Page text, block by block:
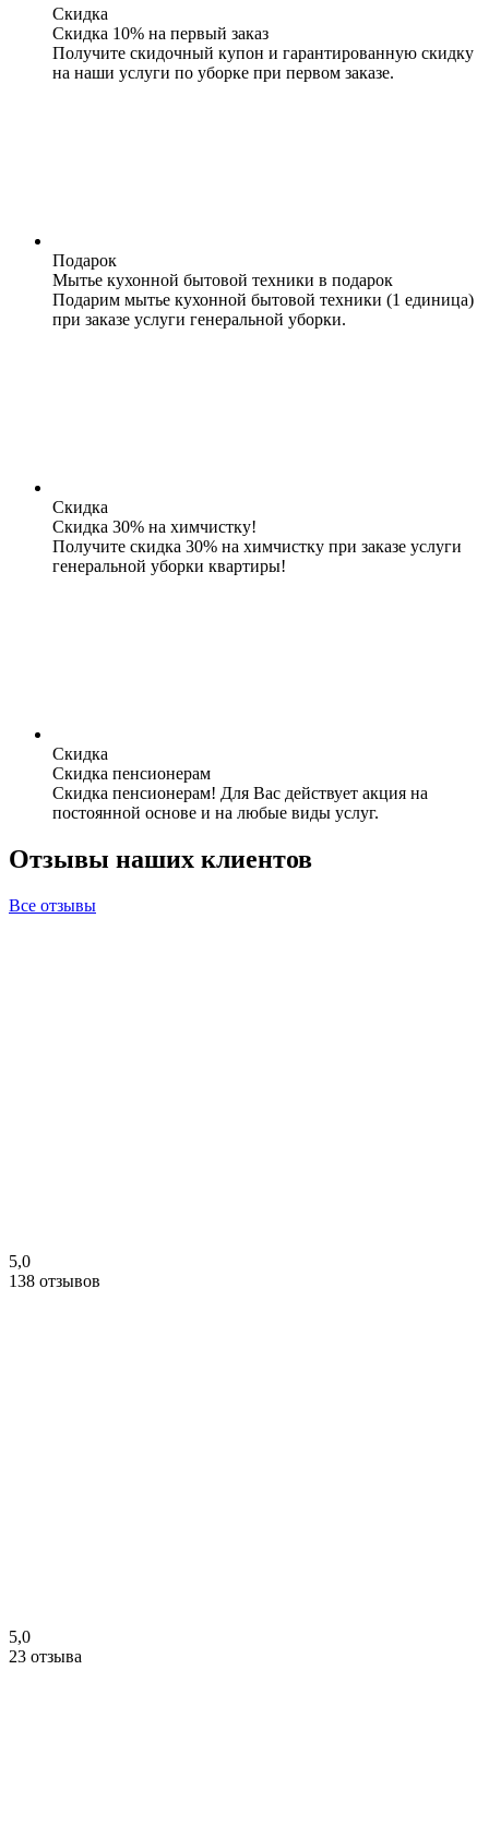
Скидка
Скидка 10% на первый заказ
Получите скидочный купон и гарантированную скидку
на наши услуги по уборке при первом заказе.
Подарок
Мытье кухонной бытовой техники в подарок
Подарим мытье кухонной бытовой техники (1 единица)
при заказе услуги генеральной уборки.
Скидка
Скидка 30% на химчистку!
Получите скидка 30% на химчистку при заказе услуги
генеральной уборки квартиры!
Скидка
Скидка пенсионерам
Скидка пенсионерам! Для Вас действует акция на
постоянной основе и на любые виды услуг.
Отзывы наших клиентов
Все отзывы
5,0
138 отзывов
5,0
23 отзыва